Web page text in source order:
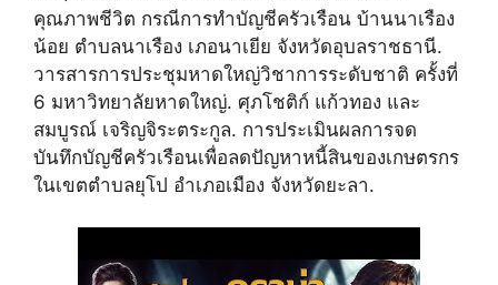
คุณภาพชีวิต กรณีการทำบัญชีครัวเรือน บ้านนาเรือง
น้อย ตำบลนาเรือง เภอนาเยีย จังหวัดอุบลราชธานี.
วารสารการประชุมหาดใหญ่วิชาการระดับชาติ ครั้งที่
6 มหาวิทยาลัยหาดใหญ่. ศุภโชติก์ แก้วทอง และ
สมบูรณ์ เจริญจิระตระกูล. การประเมินผลการจด
บันทึกบัญชีครัวเรือนเพื่อลดปัญหาหนี้สินของเกษตรกร
ในเขตตำบลยุโป อำเภอเมือง จังหวัดยะลา.